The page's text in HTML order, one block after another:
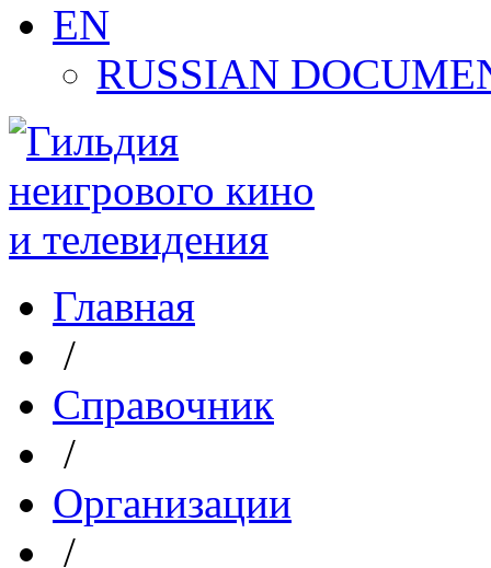
EN
RUSSIAN
Главная
/
Справочник
/
Организации
/